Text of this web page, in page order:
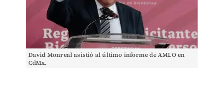
David Monreal asistió al último informe de AMLO en
CdMx.